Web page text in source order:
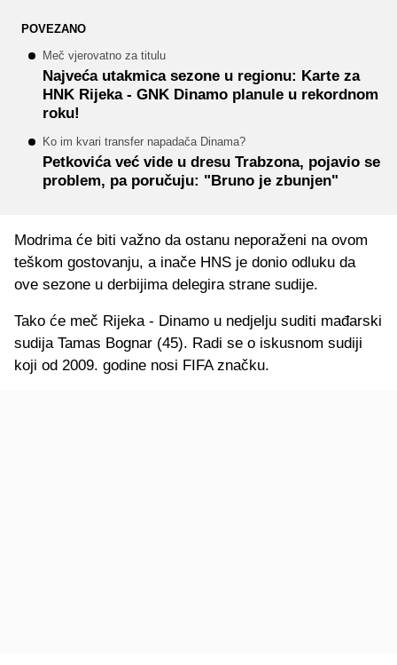
POVEZANO
Meč vjerovatno za titulu
Najveća utakmica sezone u regionu: Karte za
HNK Rijeka - GNK Dinamo planule u rekordnom
roku!
Ko im kvari transfer napadača Dinama?
Petkovića već vide u dresu Trabzona, pojavio se
problem, pa poručuju: "Bruno je zbunjen"
Modrima će biti važno da ostanu neporaženi na ovom
teškom gostovanju, a inače HNS je donio odluku da
ove sezone u derbijima delegira strane sudije.
Tako će meč Rijeka - Dinamo u nedjelju suditi mađarski
sudija Tamas Bognar (45). Radi se o iskusnom sudiji
koji od 2009. godine nosi FIFA značku.